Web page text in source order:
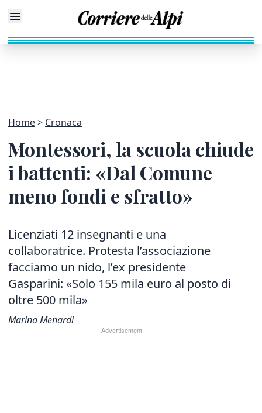
Home Cronaca
Montessori, la scuola chiude
i battenti: «Dal Comune
meno fondi e sfratto»
Licenziati 12 insegnanti e una
collaboratrice. Protesta l’associazione
facciamo un nido, l’ex presidente
Gasparini: «Solo 155 mila euro al posto di
oltre 500 mila»
Marina Menardi